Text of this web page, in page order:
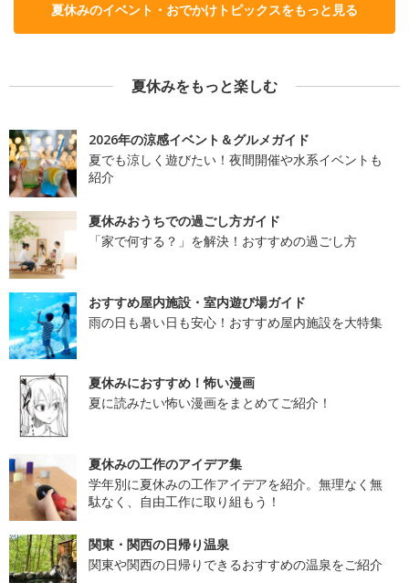
夏休みのイベント・おでかけトピックスをもっと見る
夏休みをもっと楽しむ
2026年の涼感イベント＆グルメガイド
夏でも涼しく遊びたい！夜間開催や水系イベントも
紹介
夏休みおうちでの過ごし方ガイド
「家で何する？」を解決！おすすめの過ごし方
おすすめ屋内施設・室内遊び場ガイド
雨の日も暑い日も安心！おすすめ屋内施設を大特集
夏休みにおすすめ！怖い漫画
夏に読みたい怖い漫画をまとめてご紹介！
夏休みの工作のアイデア集
学年別に夏休みの工作アイデアを紹介。無理なく無
駄なく、自由工作に取り組もう！
関東・関西の日帰り温泉
関東や関西の日帰りできるおすすめの温泉をご紹介